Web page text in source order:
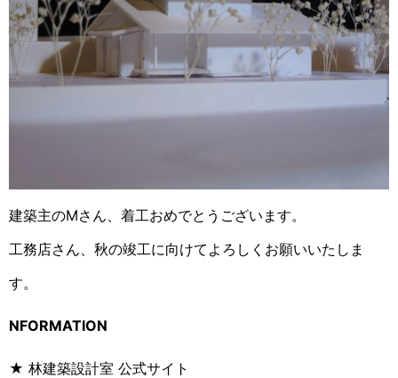
建築主のMさん、着工おめでとうございます。
工務店さん、秋の竣工に向けてよろしくお願いいたしま
す。
NFORMATION
★ 林建築設計室 公式サイト